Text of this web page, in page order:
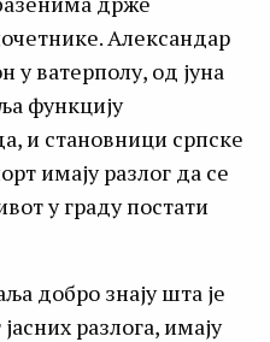
Александар
ватерполу, од јуна
функцију
и становници српске
имају разлог да се
у граду постати
добро знају шта је
разлога, имају